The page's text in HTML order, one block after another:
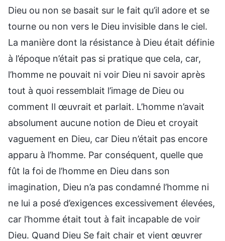
Dieu ou non se basait sur le fait qu’il adore et se
tourne ou non vers le Dieu invisible dans le ciel.
La manière dont la résistance à Dieu était définie
à l’époque n’était pas si pratique que cela, car,
l’homme ne pouvait ni voir Dieu ni savoir après
tout à quoi ressemblait l’image de Dieu ou
comment Il œuvrait et parlait. L’homme n’avait
absolument aucune notion de Dieu et croyait
vaguement en Dieu, car Dieu n’était pas encore
apparu à l’homme. Par conséquent, quelle que
fût la foi de l’homme en Dieu dans son
imagination, Dieu n’a pas condamné l’homme ni
ne lui a posé d’exigences excessivement élevées,
car l’homme était tout à fait incapable de voir
Dieu. Quand Dieu Se fait chair et vient œuvrer